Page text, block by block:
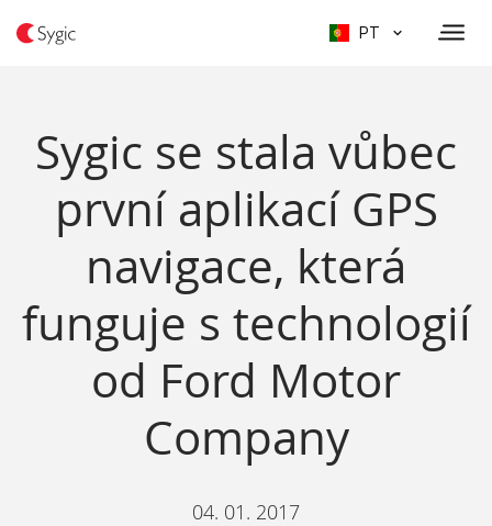
PT
Sygic se stala vůbec
první aplikací GPS
navigace, která
funguje s technologií
od Ford Motor
Company
04. 01. 2017